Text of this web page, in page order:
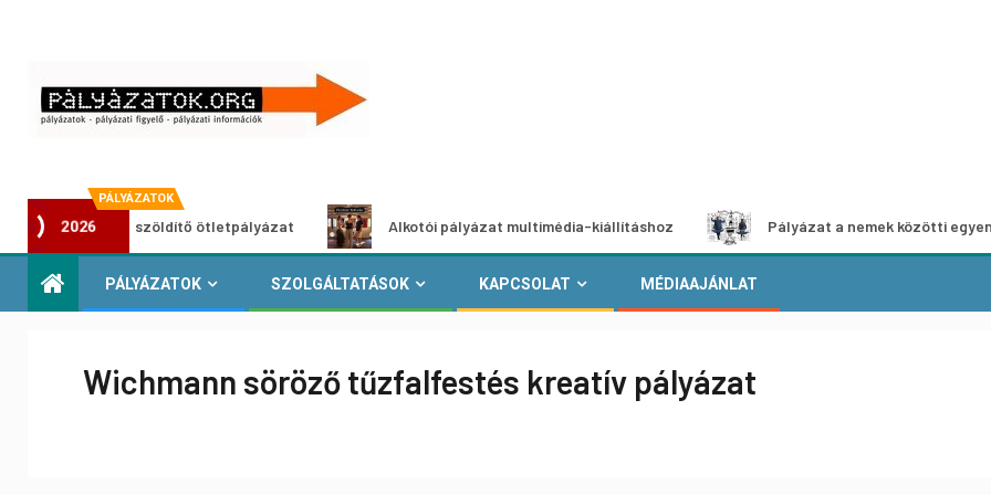
PÁLYÁZATOK
2026
Városzöldítő ötletpályázat Alkotói pályázat multimédia-kiállításhoz Pályázat a nemek közötti egyenlőség
PÁLYÁZATOK SZOLGÁLTATÁSOK KAPCSOLAT MÉDIAAJÁNLAT
Wichmann söröző tűzfalfestés kreatív pályázat